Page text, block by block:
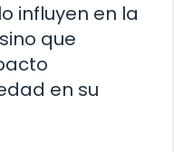
influyen en la
que
en su